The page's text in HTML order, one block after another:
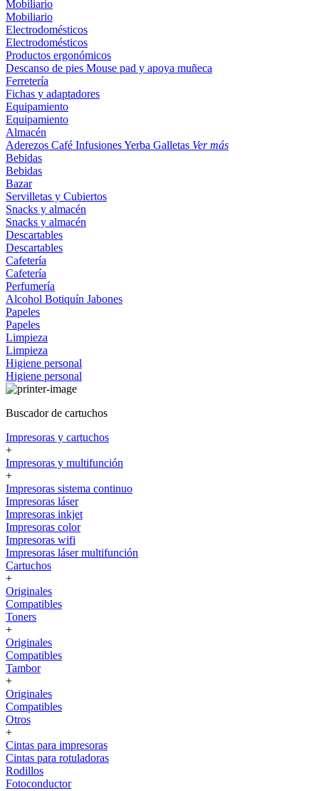
Mobiliario
Mobiliario
Electrodomésticos
Electrodomésticos
Productos ergonómicos
Descanso de pies Mouse pad y apoya muñeca
Ferretería
Fichas y adaptadores
Equipamiento
Equipamiento
Almacén
Aderezos Café InfusionesYerba Galletas Ver más
Bebidas
Bebidas
Bazar
Servilletas y Cubiertos
Snacks y almacén
Snacks y almacén
Descartables
Descartables
Cafetería
Cafetería
Perfumería
Alcohol Botiquín Jabones
Papeles
Papeles
Limpieza
Limpieza
Higiene personal
Higiene personal
Buscador de cartuchos
Impresoras y cartuchos
+
Impresoras y multifunción
+
Impresoras sistema continuo
Impresoras láser
Impresoras inkjet
Impresoras color
Impresoras wifi
Impresoras láser multifunción
Cartuchos
+
Originales
Compatibles
Toners
+
Originales
Compatibles
Tambor
+
Originales
Compatibles
Otros
+
Cintas para impresoras
Cintas para rotuladoras
Rodillos
Fotoconductor